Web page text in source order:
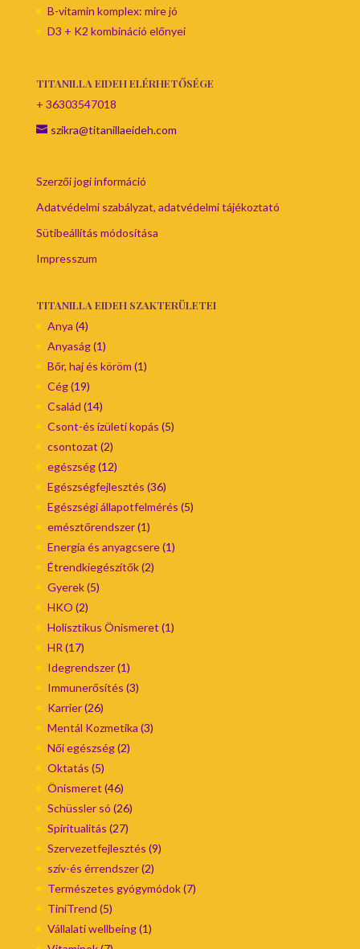
B-vitamin komplex: mire jó
D3 + K2 kombináció előnyei
TITANILLA EIDEH ELÉRHETŐSÉGE
+ 36303547018
szikra@titanillaeideh.com
Szerzői jogi információ
Adatvédelmi szabályzat, adatvédelmi tájékoztató
Sütibeállítás módosítása
Impresszum
TITANILLA EIDEH SZAKTERÜLETEI
Anya (4)
Anyaság(1)
Bőr, haj és köröm (1)
Cég(19)
Család (14)
Csont-és ízületi kopás (5)
csontozat (2)
egészség(12)
Egészségfejlesztés (36)
Egészségi állapotfelmérés (5)
emésztőrendszer(1)
Energia és anyagcsere(1)
Étrendkiegészítők(2)
Gyerek(5)
HKO (2)
Holisztikus Önismeret (1)
HR (17)
Idegrendszer(1)
Immunerősítés (3)
Karrier(26)
Mentál Kozmetika (3)
Női egészség(2)
Oktatás (5)
Önismeret (46)
Schüssler só (26)
Spiritualitás (27)
Szervezetfejlesztés (9)
szív-és érrendszer(2)
Természetes gyógymódok(7)
TiniTrend (5)
Vállalati wellbeing(1)